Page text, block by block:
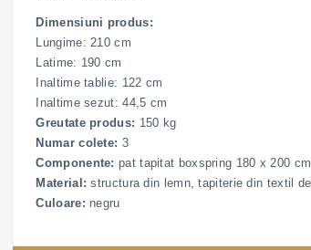
Dimensiuni produs:
Lungime: 210 cm
Latime: 190 cm
Inaltime tablie: 122 cm
Inaltime sezut: 44,5 cm
Greutate produs: 150 kg
Numar colete: 3
Componente:pat tapitat boxspring 180 x 200
Material:structura din lemn, tapiterie din textil
Culoare: negru